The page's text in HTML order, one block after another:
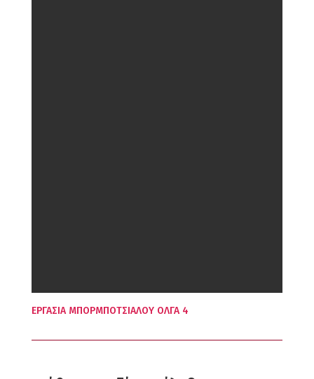
ΕΡΓΑΣΙΑ ΜΠΟΡΜΠΟΤΣΙΑΛΟΥ ΟΛΓΑ 4